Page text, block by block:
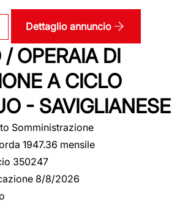
Dettaglio annuncio
/ OPERAIA DI
A CICLO
- SAVIGLIANESE
Somministrazione
1947.36 mensile
350247
8/8/2026